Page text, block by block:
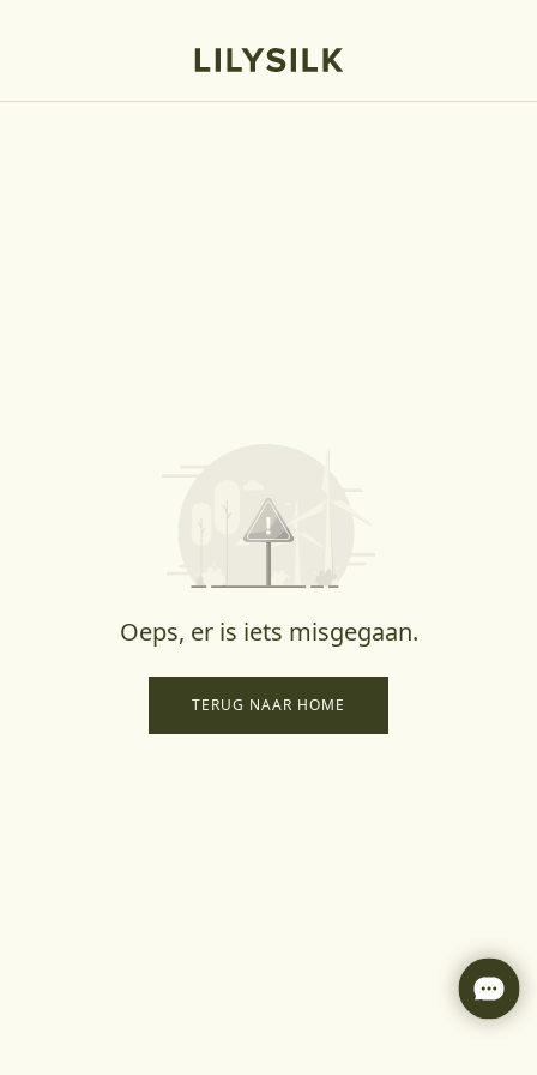
Oeps, er is iets misgegaan.
TERUG NAAR HOME